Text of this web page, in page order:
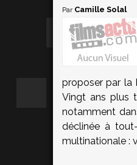
Par Camille Solal
proposer par la
Vingt ans plus
notamment
déclinée à
multinationale :